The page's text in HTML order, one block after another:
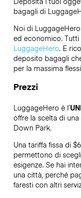
bagagli di
Noi di
ed economico.
LuggageHero. E
deposito bagagli
per la massima
Prezzi
LuggageHero è l’
offre la scelta di
Down Park.
Una tariffa fissa di
permettono di
esigenze. Se hai
una città, perché
faresti con altri